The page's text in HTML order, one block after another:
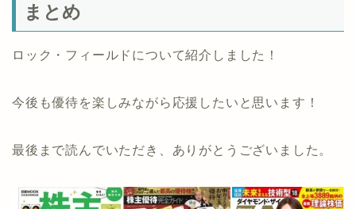
まとめ
ロック・フィールドについて紹介しました！
今後も優待を楽しみながら応援したいと思います！
最後まで読んでいただき、ありがとうございました。